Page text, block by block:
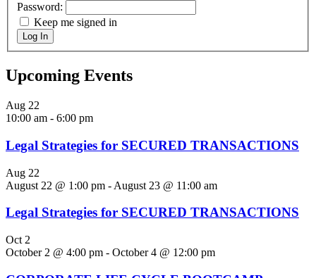
Password:
Keep me signed in
Log In
Upcoming Events
Aug 22
10:00 am - 6:00 pm
Legal Strategies for SECURED TRANSACTIONS
Aug 22
August 22 @ 1:00 pm - August 23 @ 11:00 am
Legal Strategies for SECURED TRANSACTIONS
Oct 2
October 2 @ 4:00 pm - October 4 @ 12:00 pm